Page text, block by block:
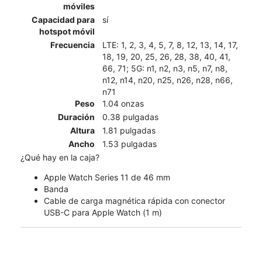
móviles
Capacidad para
hotspot móvil
sí
Frecuencia
LTE: 1, 2, 3, 4, 5, 7, 8, 12, 13, 14, 17,
18, 19, 20, 25, 26, 28, 38, 40, 41,
66, 71; 5G: n1, n2, n3, n5, n7, n8,
n12, n14, n20, n25, n26, n28, n66,
n71
Peso
1.04 onzas
Duración
0.38 pulgadas
Altura
1.81 pulgadas
Ancho
1.53 pulgadas
¿Qué hay en la caja?
Apple Watch Series 11 de 46 mm
Banda
Cable de carga magnética rápida con conector
USB-C para Apple Watch (1 m)